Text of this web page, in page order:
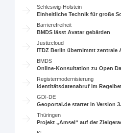
Schleswig-Holstein
Einheitliche Technik für große
Barrierefreiheit
BMDS lässt Avatar gebärden
Justizcloud
ITDZ Berlin übernimmt zentrale
BMDS
Online-Konsultation zu Open
Registermodernisierung
Identitätsdatenabruf im
GDI-DE
Geoportal.de startet in Version
Thüringen
Projekt „Amsel“ auf der